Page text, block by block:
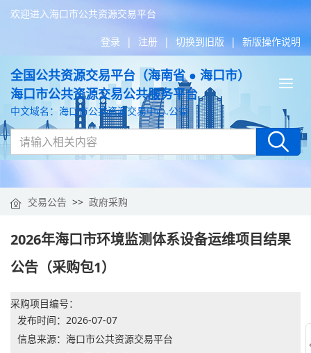
欢迎进入海口市公共资源交易平台
登录 | 注册 | 切换到旧版 | 新版操作说明
全国公共资源交易平台（海南省 ● 海口市）
海口市公共资源交易公共服务平台
中文域名：海口市公共资源交易中心.公益
交易公告 >> 政府采购
2026年海口市环境监测体系设备运维项目结果
公告（采购包1）
采购项目编号：
发布时间： 2026-07-07
信息来源：海口市公共资源交易平台